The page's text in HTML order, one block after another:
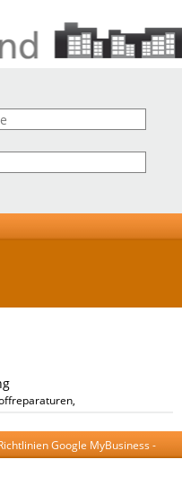
Google MyBusiness -